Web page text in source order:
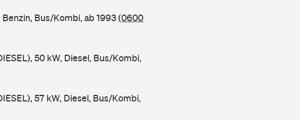
Benzin, Bus/Kombi, ab 1993(0600
50 kW, Diesel, Bus/Kombi,
57 kW, Diesel, Bus/Kombi,